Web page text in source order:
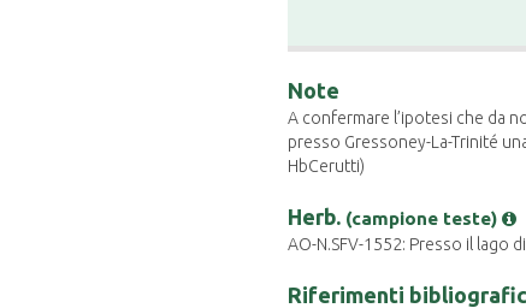
Note
A confermare l’ipotesi che da
presso Gressoney-La-Trinité
HbCerutti)
Herb. (campione teste)
AO-N.SFV-1552: Presso il lago
Riferimenti